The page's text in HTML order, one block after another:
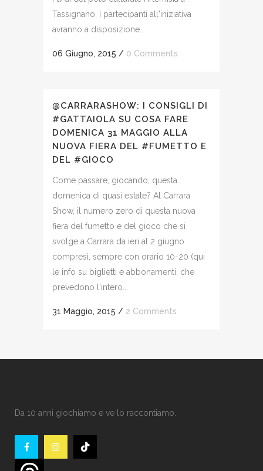
Tassignano. I partecipanti all'iniziativa
avranno a disposizione...
06 Giugno, 2015 / 0 Comments
@CARRARASHOW: I CONSIGLI DI
#GATTAIOLA SU COSA FARE
DOMENICA 31 MAGGIO ALLA
NUOVA FIERA DEL #FUMETTO E
DEL #GIOCO
Come passare, giocando, questa
domenica di quasi estate? Al Carrara
Show, il numero zero di questa nuova
fiera del fumetto e del gioco che si
svolge a Carrara da ieri al 2 giugno
compresi, sempre con orario 10-20 (qui
le info su biglietti e abbonamenti, che
prevedono l'intero...
31 Maggio, 2015 / 2 Comments
Da 10 anni giochiamo e ve lo raccontiamo.